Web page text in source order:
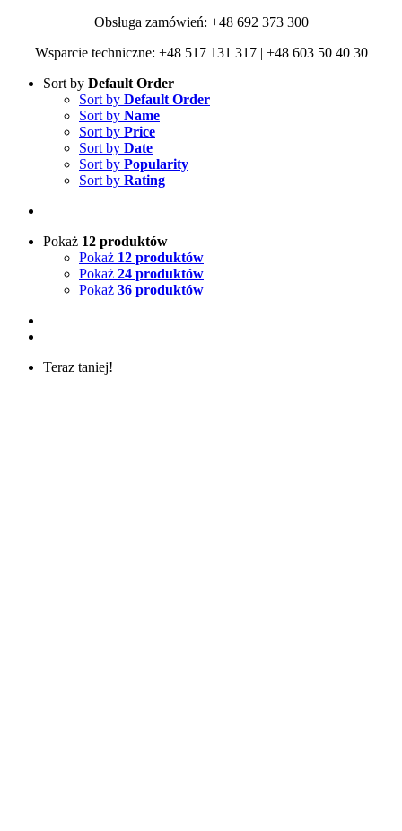
Obsługa zamówień: +48 692 373 300
Wsparcie techniczne: +48 517 131 317 | +48 603 50 40 30
Sort by Default Order
Sort by Default Order
Sort by Name
Sort by Price
Sort by Date
Sort by Popularity
Sort by Rating
Pokaż 12 produktów
Pokaż 12 produktów
Pokaż 24 produktów
Pokaż 36 produktów
Teraz taniej!